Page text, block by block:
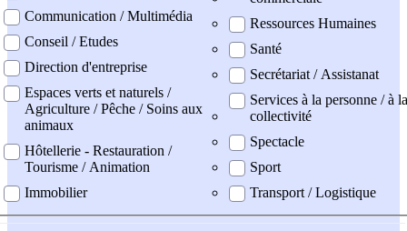
Communication / Multimédia
Conseil / Etudes
Direction d'entreprise
Espaces verts et naturels /
Agriculture / Pêche / Soins aux
animaux
Hôtellerie - Restauration /
Tourisme / Animation
Immobilier
Ressources Humaines
Santé
Secrétariat / Assistanat
Services à la personne / à la
collectivité
Spectacle
Sport
Transport / Logistique